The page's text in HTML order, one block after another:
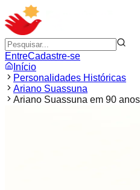
EntreCadastre-se
Início
Personalidades Históricas
Ariano Suassuna
Ariano Suassuna em 90